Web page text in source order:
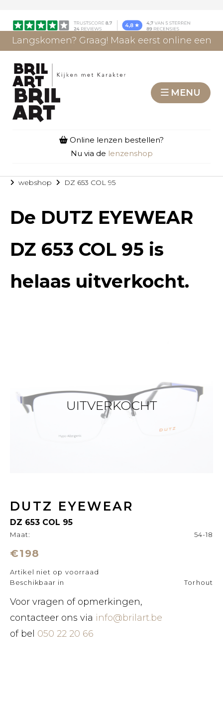
Langskomen? Graag! Maak eerst online een
MENU
Online lenzen bestellen?
Nu via de lenzenshop
webshop DZ 653 COL 95
De DUTZ EYEWEAR
DZ 653 COL 95 is
helaas uitverkocht.
UITVERKOCHT
DUTZ EYEWEAR
DZ 653 COL 95
Maat: 54-18
€198
Artikel niet op voorraad
Beschikbaar in
Torhout
Voor vragen of opmerkingen,
contacteer ons via info@brilart.be
of bel 050 22 20 66